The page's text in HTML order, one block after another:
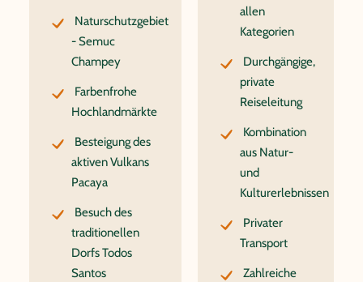
Naturschutzgebiet
- Semuc
Champey
Farbenfrohe
Hochlandmärkte
Besteigung des
aktiven Vulkans
Pacaya
Besuch des
traditionellen
Dorfs Todos
Santos
allen
Kategorien
Durchgängige,
private
Reiseleitung
Kombination
aus Natur-
und
Kulturerlebnissen
Privater
Transport
Zahlreiche